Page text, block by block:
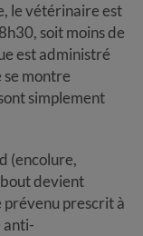
le vétérinaire est
soit moins de
est administré
montre
simplement
(encolure,
devient
prescrit à
anti-